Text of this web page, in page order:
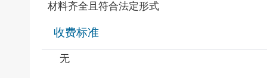
材料齐全且符合法定形式
收费标准
无